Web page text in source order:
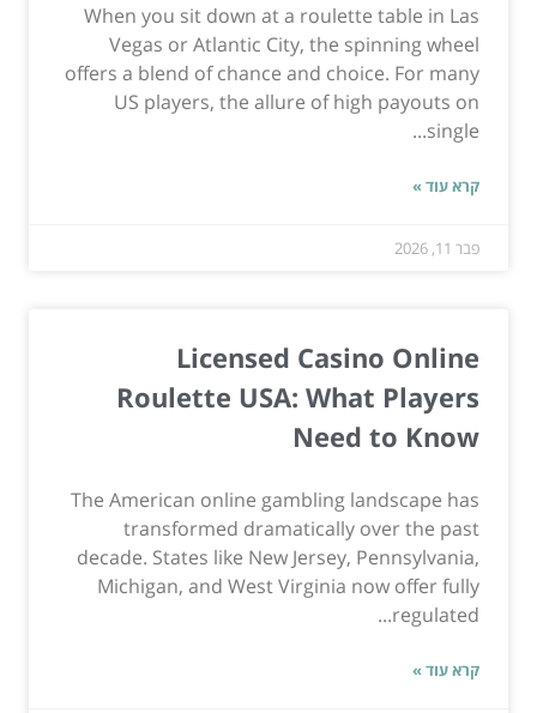
When you sit down at a roulette table in Las
Vegas or Atlantic City, the spinning wheel
offers a blend of chance and choice. For many
US players, the allure of high payouts on
single...
קרא עוד »
פבר 11, 2026
Licensed Casino Online
Roulette USA: What Players
Need to Know
The American online gambling landscape has
transformed dramatically over the past
decade. States like New Jersey, Pennsylvania,
Michigan, and West Virginia now offer fully
regulated...
קרא עוד »